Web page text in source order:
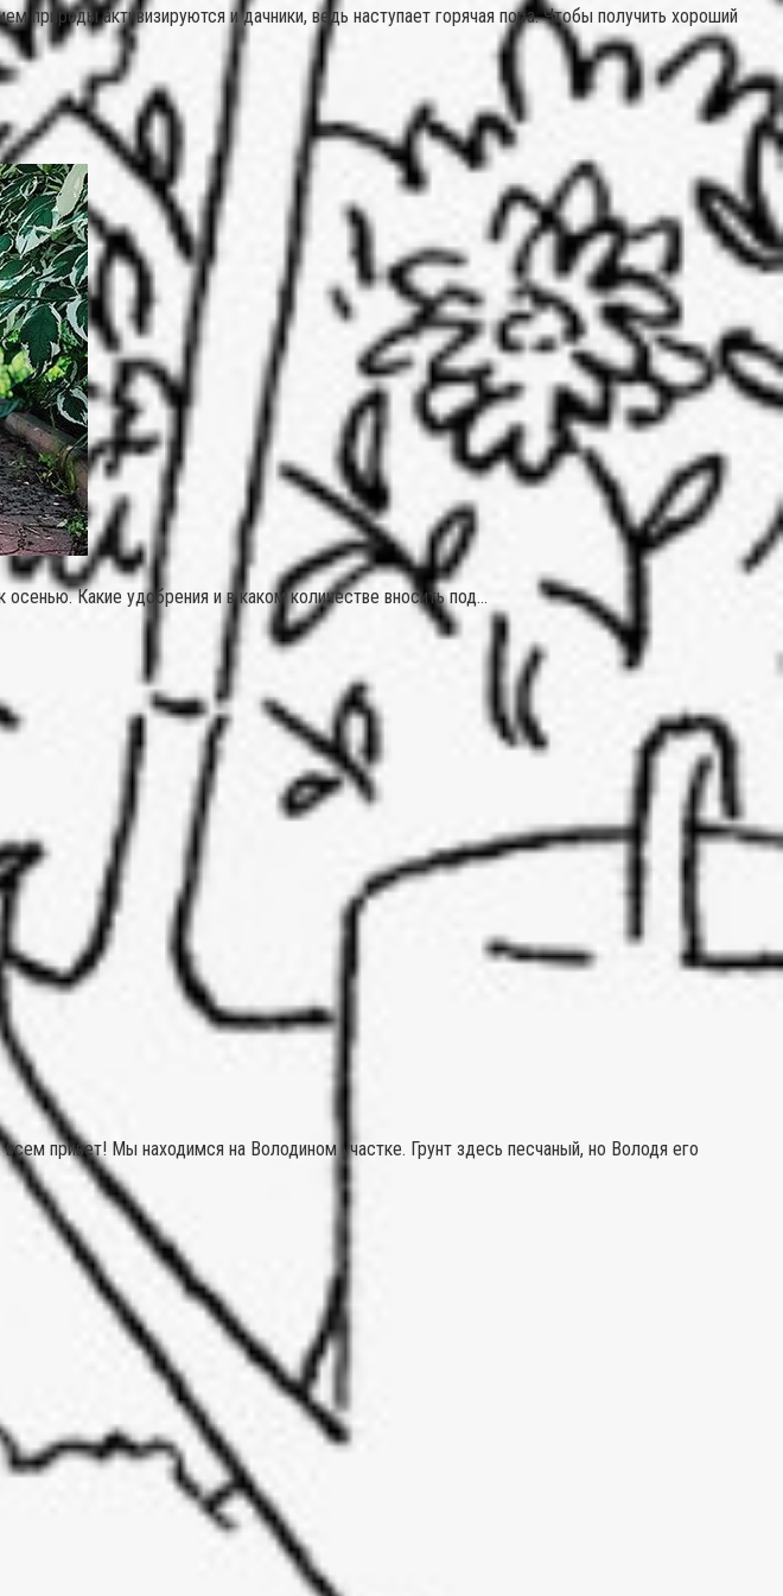
активизируются и дачники, ведь наступает горячая пора. Чтобы получить хороший
осенью. Какие удобрения и в каком количестве вносить под…
привет! Мы находимся на Володином участке. Грунт здесь песчаный, но Володя его